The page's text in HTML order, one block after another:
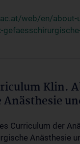
web/en/
Klin.
Anästhesie
Curriculum der
Anästhesie